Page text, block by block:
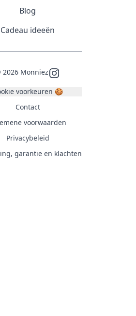
Blog
Cadeau ideeën
2026 MonniezInstagram
voorkeuren 🍪
Contact
voorwaarden
Privacybeleid
garantie en klachten